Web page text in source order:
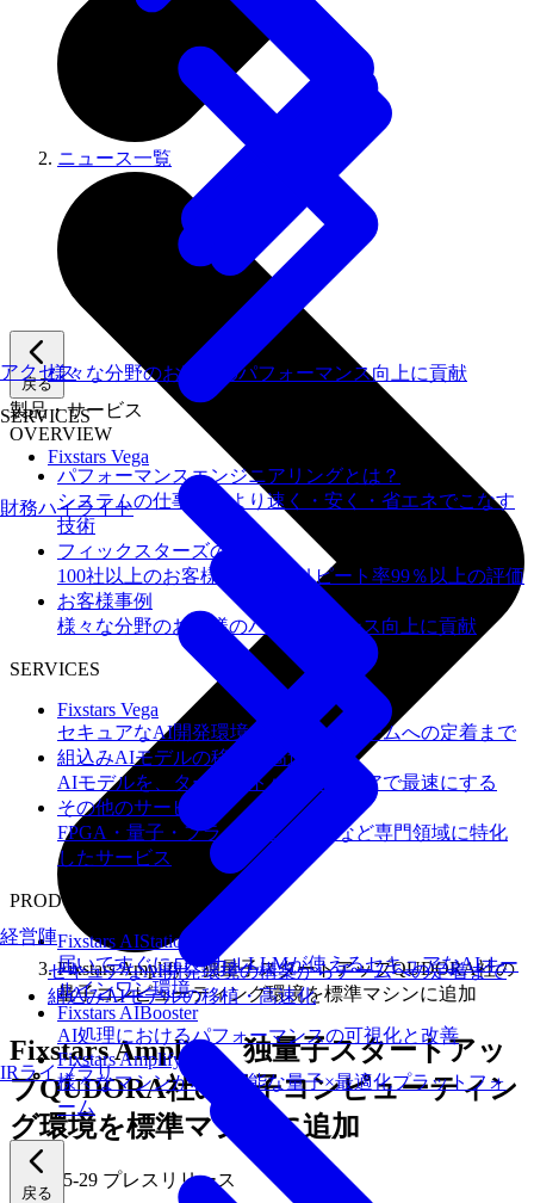
戻る
製品・サービス
OVERVIEW
パフォーマンスエンジニアリングとは？
システムの仕事を、より速く・安く・省エネでこなす
技術
フィックスターズの​強み
100社以上のお客様を支援しリピート率99％以上の評価
お客様事例
様々な分野のお客様のパフォーマンス向上に貢献
SERVICES
Fixstars Vega
セキュアなAI開発環境の構築からチームへの定着まで
組込みAIモデルの移植・高速化
AIモデルを、ターゲットハードウェアで最速にする
その他のサービス
FPGA・量子・フラッシュメモリなど専門領域に特化
したサービス
PRODUCTS
Fixstars AIStation
届いてすぐにローカルLLMが使えるセキュアなAIオー
ルインワン環境
Fixstars AIBooster
AI処理におけるパフォーマンスの可視化と改善
Fixstars Amplify
様々なマシンが利用可能な量子×最適化プラットフォ
ーム
戻る
アクセス
経営陣
様々な分野のお客様のパフォーマンス向上に貢献
SERVICES
Fixstars Vega
セキュアなAI開発環境の構築からチームへの定着まで
組込みAIモデルの移植・高速化
財務ハイライト
IRライブラリ
ニュース一覧
Fixstars Amplify、独量子スタートアップQUDORA社の
量子コンピューティング環境を標準マシンに追加
Fixstars Amplify、独量子スタートアッ
プQUDORA社の量子コンピューティン
グ環境を標準マシンに追加
2026-05-29 プレスリリース